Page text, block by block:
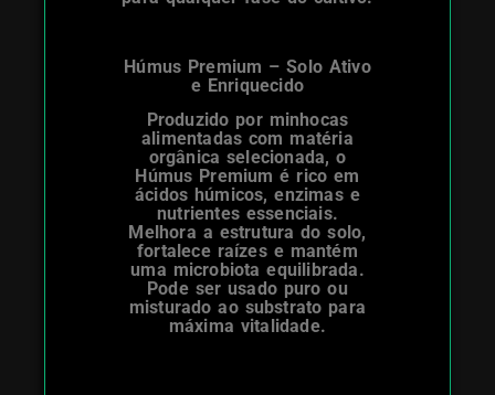
Húmus Premium – Solo Ativo
e Enriquecido
Produzido por minhocas
alimentadas com matéria
orgânica selecionada, o
Húmus Premium é rico em
ácidos húmicos, enzimas e
nutrientes essenciais.
Melhora a estrutura do solo,
fortalece raízes e mantém
uma microbiota equilibrada.
Pode ser usado puro ou
misturado ao substrato para
máxima vitalidade.